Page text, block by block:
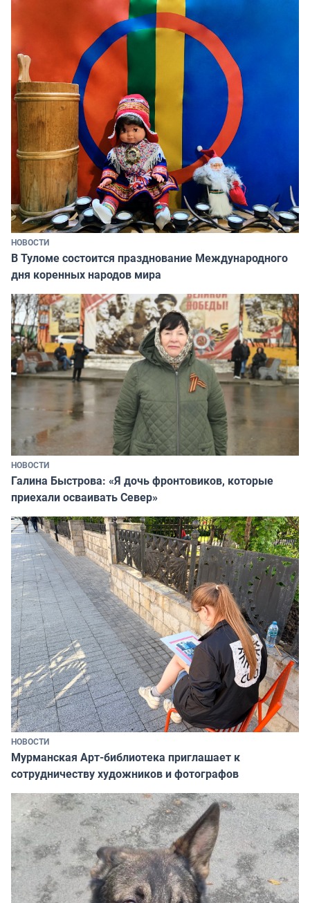
НОВОСТИ
В Туломе состоится празднование Международного
дня коренных народов мира
НОВОСТИ
Галина Быстрова: «Я дочь фронтовиков, которые
приехали осваивать Север»
НОВОСТИ
Мурманская Арт-библиотека приглашает к
сотрудничеству художников и фотографов